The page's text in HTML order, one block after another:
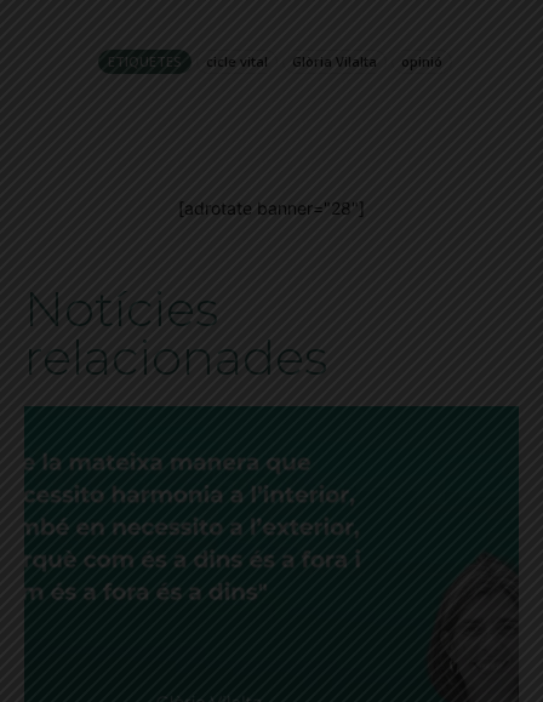
ETIQUETES cicle vital Glòria Vilalta opinió
[adrotate banner="28"]
Notícies
relacionades